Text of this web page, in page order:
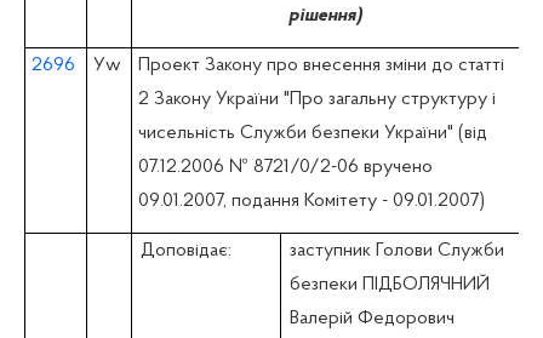
рішення)
2696 Уw
Проект Закону про внесення зміни до статті
2 Закону України "Про загальну структуру і
чисельність Служби безпеки України" (вiд
07.12.2006 № 8721/0/2-06 вручено
09.01.2007, подання Комітету - 09.01.2007)
Доповідає:
заступник Голови Служби
безпеки ПІДБОЛЯЧНИЙ
Валерій Федорович